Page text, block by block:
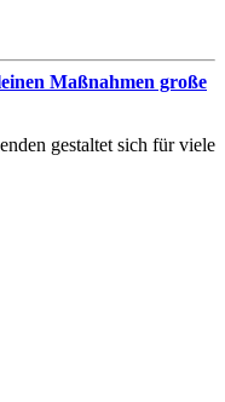
Maßnahmen große
gestaltet sich für viele